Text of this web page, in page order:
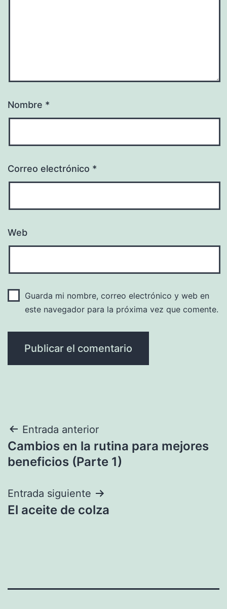
Nombre *
Correo electrónico *
Web
Guarda mi nombre, correo electrónico y web en
este navegador para la próxima vez que comente.
Navegación
de
Entrada anterior
Cambios en la rutina para mejores
beneficios (Parte 1)
Entrada siguiente
El aceite de colza